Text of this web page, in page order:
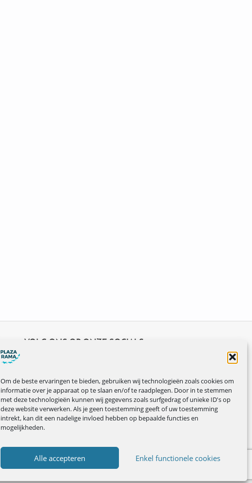
Om de beste ervaringen te bieden, gebruiken wij technologieën zoals cookies om
informatie over je apparaat op te slaan en/of te raadplegen. Door in te stemmen
met deze technologieën kunnen wij gegevens zoals surfgedrag of unieke ID's op
deze website verwerken. Als je geen toestemming geeft of uw toestemming
intrekt, kan dit een nadelige invloed hebben op bepaalde functies en
mogelijkheden.
Alle accepteren Enkel functionele cookies
VOLG ONS OP ONZE SOCIALS